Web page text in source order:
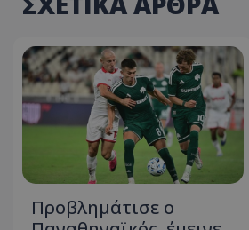
Προβλημάτισε ο